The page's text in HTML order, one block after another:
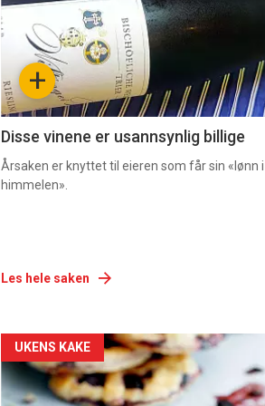
nå
3 +
Disse vinene er usannsynlig billige
Årsaken er knyttet til eieren som får sin «lønn i
himmelen».
Les hele saken
Forsiden
akkurat
UKENS KAKE